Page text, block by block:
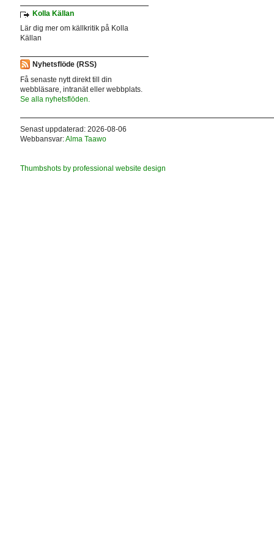
Kolla Källan
Lär dig mer om källkritik på Kolla
Källan
Nyhetsflöde (RSS)
Få senaste nytt direkt till din
webbläsare, intranät eller webbplats.
Se alla nyhetsflöden.
Senast uppdaterad: 2026-08-06
Webbansvar:Alma Taawo
Thumbshots by professional website design